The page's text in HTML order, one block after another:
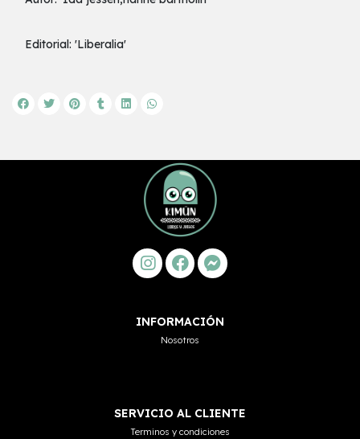
Editorial: 'Liberalia'
INFORMACIÓN
Nosotros
SERVICIO AL CLIENTE
Terminos y condiciones